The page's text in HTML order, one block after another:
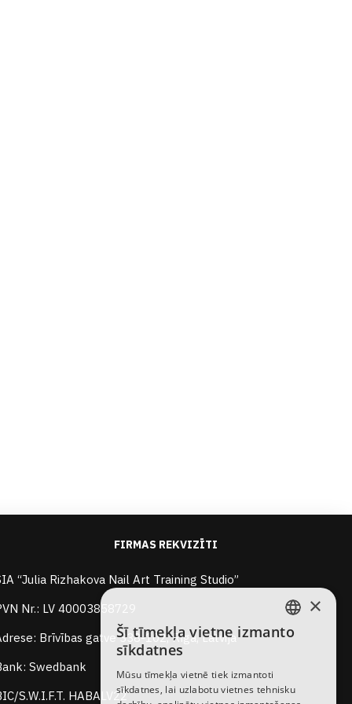
FIRMAS REKVIZĪTI
“Julia Rizhakova Nail Art Training Studio”
Nr.: LV 40003858729
Brīvības gatve 338-102, Rīga, Latvija
Swedbank
S.W.I.F.T. HABALV22
LATVIAN
ENGLISH
×
Šī tīmekļa vietne izmanto
sīkdatnes
Mūsu tīmekļa vietnē tiek izmantoti
sīkdatnes, lai uzlabotu vietnes tehnisku